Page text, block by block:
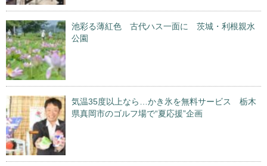
池彩る薄紅色 古代ハス一面に 茨城・利根親水
公園
気温35度以上なら…かき氷を無料サービス 栃木
県真岡市のゴルフ場で“夏応援”企画